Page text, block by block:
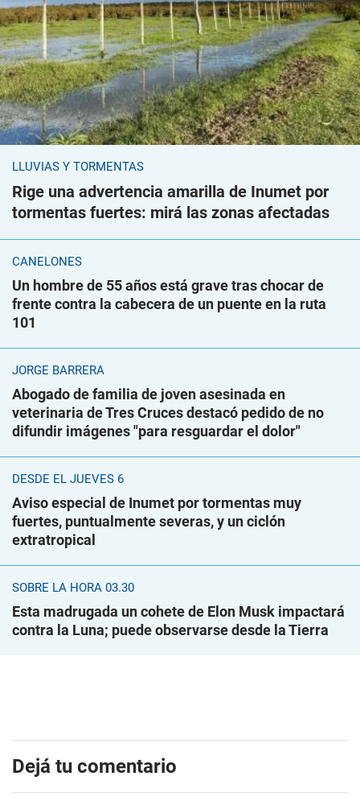
LLUVIAS Y TORMENTAS
Rige una advertencia amarilla de Inumet por
tormentas fuertes: mirá las zonas afectadas
CANELONES
Un hombre de 55 años está grave tras chocar de
frente contra la cabecera de un puente en la ruta
101
JORGE BARRERA
Abogado de familia de joven asesinada en
veterinaria de Tres Cruces destacó pedido de no
difundir imágenes "para resguardar el dolor"
DESDE EL JUEVES 6
Aviso especial de Inumet por tormentas muy
fuertes, puntualmente severas, y un ciclón
extratropical
SOBRE LA HORA 03.30
Esta madrugada un cohete de Elon Musk impactará
contra la Luna; puede observarse desde la Tierra
Dejá tu comentario